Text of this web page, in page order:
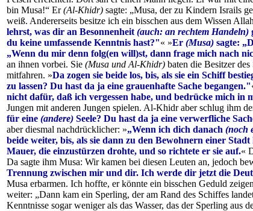
bin Musa!“ Er(Al-Khidr) sagte: „Musa, der zu Kindern Israils
weiß. Andererseits besitze ich ein bisschen aus dem Wissen
lehrst, was dir an Besonnenheit (auch: an rechtem Handeln)
du keine umfassende Kenntnis hast?"« »Er (Musa) sagte:
„Wenn du mir denn folg(en will)st, dann frage mich nach
an ihnen vorbei. Sie (Musa und Al-Khidr) baten die Besitzer
mitfahren. »Da zogen sie beide los, bis, als sie ein Schiff
zu lassen? Du hast da ja eine grauenhafte Sache begangen."
nicht dafür, daß ich vergessen habe, und bedrücke mich in
Jungen mit anderen Jungen spielen. Al-Khidr aber schlug ihm
für eine (andere) Seele? Du hast da ja eine verwerfliche
aber diesmal nachdrücklicher: »„Wenn ich dich danach (noch
beide weiter, bis, als sie dann zu den Bewohnern einer
Mauer, die einzustürzen drohte, und so richtete er sie auf.«
Da sagte ihm Musa: Wir kamen bei diesen Leuten an, jedoch
Trennung zwischen mir und dir. Ich werde dir jetzt die
Musa erbarmen. Ich hoffte, er könnte ein bisschen Geduld
weiter: „Dann kam ein Sperling, der am Rand des Schiffes
Kenntnisse sogar weniger als das Wasser, das der Sperling